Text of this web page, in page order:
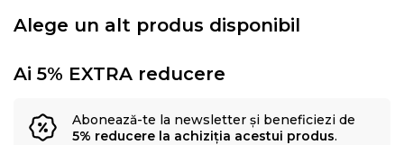
Alege un alt produs disponibil
Ai 5% EXTRA reducere
Abonează-te la newsletter și beneficiezi de
5% reducere la achiziția acestui produs.